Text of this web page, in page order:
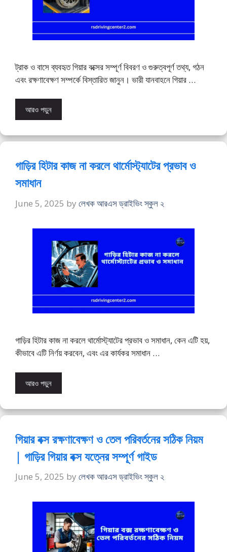
ট্রাক ও বাসে ব্যবহৃত গিয়ার বক্সের সম্পূর্ণ বিবরণ ও গুরুত্বপূর্ণ তথ্য, গঠন
এবং রক্ষণাবেক্ষণ সম্পর্কে বিস্তারিত জানুন। ভারী যানবাহনে গিয়ার …
আরও পড়ুন
গাড়ির হিটার কাজ না করলে থার্মোস্ট্যাটের প্রভাব ও
সমাধান
June 5, 2025 by লেখক আরএস ড্রাইভিং স্কুল ২
গাড়ির হিটার কাজ না করলে থার্মোস্ট্যাটের প্রভাব ও সমাধান, কেন এটি হয়,
কীভাবে এটি নির্ণয় করবেন, এবং এর কার্যকর সমাধান …
আরও পড়ুন
গিয়ার বক্স রক্ষণাবেক্ষণ ও তেল পরিবর্তনের সঠিক নিয়ম
| গাড়ির গিয়ার বক্স যত্নের সম্পূর্ণ গাইড
June 5, 2025 by লেখক আরএস ড্রাইভিং স্কুল ২